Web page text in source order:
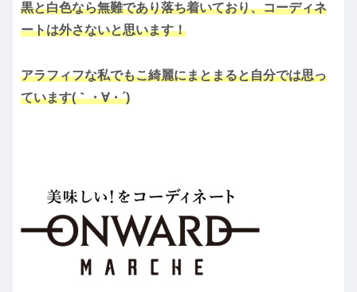
黒と白色なら無難であり落ち着いており、コーディネ
ートは外さないと思います！
アラフィフな私でもこ綺麗にまとまると自分では思っ
ています(｀・∀・´)